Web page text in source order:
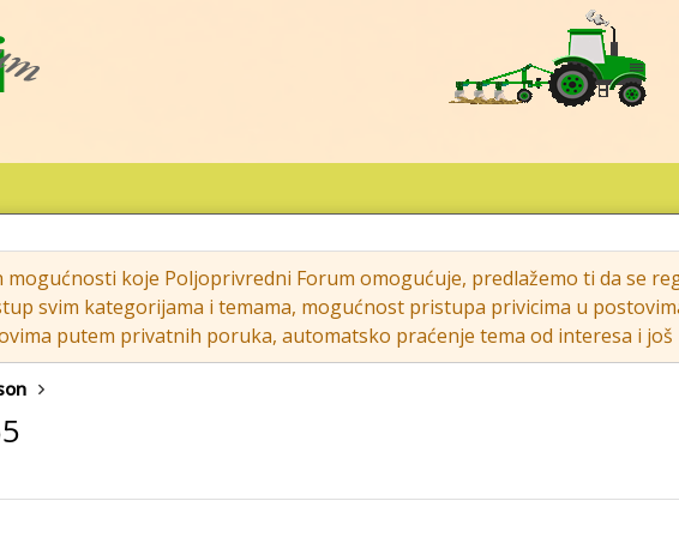
koje Poljoprivredni Forum omogućuje, predlažemo ti da se
svim kategorijama i temama, mogućnost pristupa privicima u
putem privatnih poruka, automatsko praćenje tema od interesa i